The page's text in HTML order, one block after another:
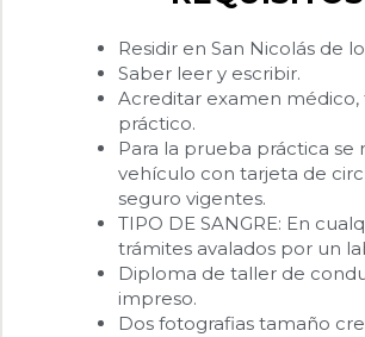
Residir en San Nicolás de
Saber leer y escribir.
Acreditar examen médico,
práctico.
Para la prueba práctica se
vehículo con tarjeta de
seguro vigentes.
TIPO DE SANGRE: En
trámites avalados por un
Diploma de taller de
impreso.
Dos fotografias tamaño